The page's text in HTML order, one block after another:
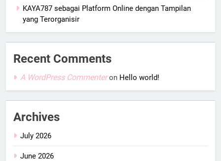
KAYA787 sebagai Platform Online dengan Tampilan
yang Terorganisir
Recent Comments
A WordPress Commenteron Hello world!
Archives
July 2026
June 2026